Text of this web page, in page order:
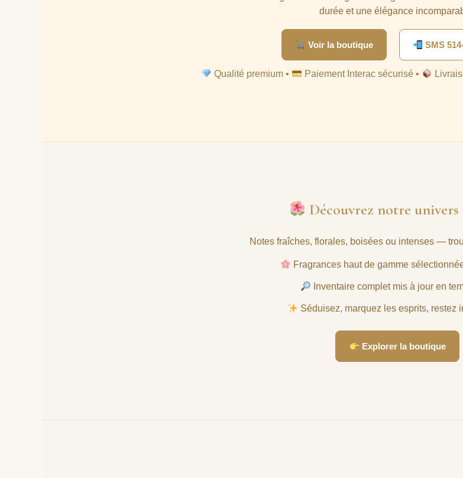
durée et une élégance
Voir la boutique SMS
Qualité premium • Paiement Interac sécurisé •
Découvrez notre
Notes fraîches, florales, boisées ou intenses —
Fragrances haut de gamme
Inventaire complet mis à jour en
Séduisez, marquez les esprits, restez
Explorer la boutique